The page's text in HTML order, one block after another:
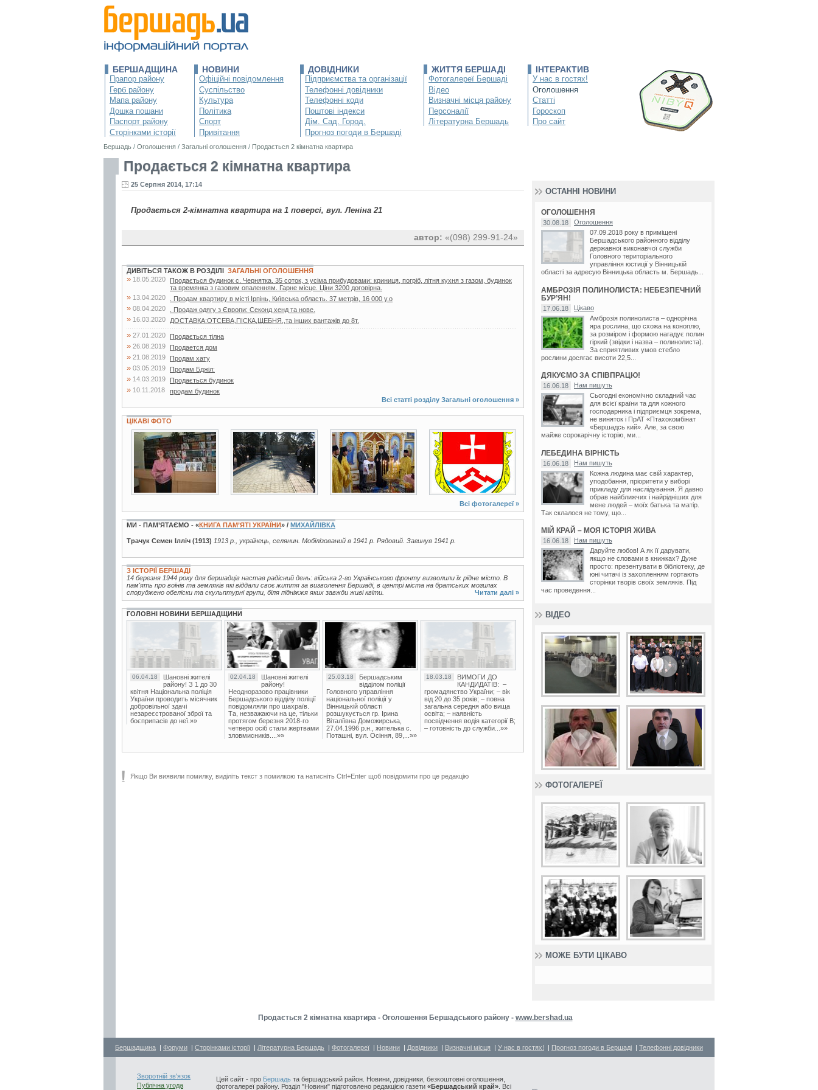
БЕРШАДЩИНА
Прапор району
Герб району
Мапа району
Дошка пошани
Паспорт району
Сторінками історії
НОВИНИ
Офіційні повідомлення
Суспільство
Культура
Політика
Спорт
Привітання
ДОВІДНИКИ
Підприємства та організації
Телефонні довідники
Телефонні коди
Поштові індекси
Дім. Сад. Город.
Прогноз погоди в Бершаді
ЖИТТЯ БЕРШАДІ
Фотогалереї Бершаді
Відео
Визначні місця району
Персоналії
Літературна Бершадь
ІНТЕРАКТИВ
У нас в гостях!
Оголошення
Статті
Гороскоп
Про сайт
Бершадь / Оголошення / Загальні оголошення / Продається 2 кімнатна квартира
Продається 2 кімнатна квартира
25 Серпня 2014, 17:14
Продається 2-кімнатна квартира на 1 поверсі, вул. Леніна 21
автор: «(098) 299-91-24»
ДИВІТЬСЯ ТАКОЖ В РОЗДІЛІ ЗАГАЛЬНІ ОГОЛОШЕННЯ
» 18.05.2020
Продається будинок с. Чернятка. 35 соток, з усіма прибудовами: криниця, погріб, літня кухня з газом, будинок
та времянка з газовим опаленням. Гарне місце. Ціни 3200 договірна.
» 13.04.2020 . Продам квартиру в місті Ірпінь, Київська область. 37 метрів, 16 000 у.о
» 08.04.2020 . Продаж одягу з Європи: Секонд хенд та нове.
» 16.03.2020 ДОСТАВКА:ОТСЕВА,ПІСКА,ЩЕБНЯ,,та інших вантажів до 8т.
» 27.01.2020 Продається тілна
» 26.08.2019 Продается дом
» 21.08.2019 Продам хату
» 03.05.2019 Продам Бджiл:
» 14.03.2019 Продається будинок
» 10.11.2018
продам будинок
Всі статті розділу Загальні оголошення »
ЦІКАВІ ФОТО
3 фото 3 фото 8 фото
Всі фотогалереї »
МИ - ПАМ’ЯТАЄМО - «КНИГА ПАМ’ЯТІ УКРАЇНИ» / МИХАЙЛІВКА
Трачук Семен Ілліч (1913) 1913 р., українець, селянин. Мобілізований в 1941 р. Рядовий. Загинув 1941 р.
З ІСТОРІЇ БЕРШАДІ
14 березня 1944 року для бершадців настав радісний день: війська 2-го Українського фронту визволили їх рідне місто. В
пам'ять про воїнів та земляків які віддали своє життя за визволення Бершаді, в центрі міста на братських могилах
споруджено обеліски та скульптурні групи, біля підніжжя яких завжди живі квіти.
Читати далі »
ГОЛОВНІ НОВИНИ БЕРШАДЩИНИ
06.04.18
Шановні жителі
району! З 1 до 30
квітня Національна поліція
України проводить місячник
добровільної здачі
незареєстрованої зброї та
боєприпасів до неї.»»
02.04.18
Шановні жителі
району!
Неодноразово працівники
Бершадського відділу поліції
повідомляли про шахраїв.
Та, незважаючи на це, тільки
протягом березня 2018-го
четверо осіб стали жертвами
зловмисників....»»
25.03.18
Бершадським
відділом поліції
Головного управління
національної поліції у
Вінницькій області
розшукується гр. Ірина
Віталіївна Доможирська,
27.04.1996 р.н., жителька с.
Поташні, вул. Осіння, 89,...»»
18.03.18
ВИМОГИ ДО
КАНДИДАТІВ: –
громадянство України; – вік
від 20 до 35 років; – повна
загальна середня або вища
освіта; – наявність
посвідчення водія категорії В;
– готовність до служби...»»
Якщо Ви виявили помилку, виділіть текст з помилкою та натисніть Ctrl+Enter щоб повідомити про це редакцію
ОСТАННІ НОВИНИ
ОГОЛОШЕННЯ
30.08.18
Оголошення
07.09.2018 року в приміщені
Бершадського районного відділу
державної виконавчої служби
Головного територіального
управління юстиції у Вінницькій
області за адресую Вінницька область м. Бершадь...
АМБРОЗІЯ ПОЛИНОЛИСТА: НЕБЕЗПЕЧНИЙ
БУР’ЯН!
17.06.18
Цікаво
Амброзія полинолиста – однорічна
яра рослина, що схожа на коноплю,
за розміром і формою нагадує полин
гіркий (звідки і назва – полинолиста).
За сприятливих умов стебло
рослини досягає висоти 22,5...
ДЯКУЄМО ЗА СПІВПРАЦЮ!
16.06.18
Нам пишуть
Сьогодні економічно складний час
для всієї країни та для кожного
господарника і підприємця зокрема,
не виняток і ПрАТ «Птахокомбінат
«Бершадсь кий». Але, за свою
майже сорокарічну історію, ми...
ЛЕБЕДИНА ВІРНІСТЬ
16.06.18
Нам пишуть
Кожна людина має свій характер,
уподобання, пріоритети у виборі
прикладу для наслідування. Я давно
обрав найближчих і найрідніших для
мене людей – моїх батька та матір.
Так склалося не тому, що...
МІЙ КРАЙ – МОЯ ІСТОРІЯ ЖИВА
16.06.18
Нам пишуть
Даруйте любов! А як її дарувати,
якщо не словами в книжках? Дуже
просто: презентувати в бібліотеку, де
юні читачі із захопленням гортають
сторінки творів своїх земляків. Під
час проведення...
ВІДЕО
ФОТОГАЛЕРЕЇ
МОЖЕ БУТИ ЦІКАВО
Продається 2 кімнатна квартира - Оголошення Бершадського району - www.bershad.ua
Бершадщина | Форуми | Сторінками історії | Літературна Бершадь | Фотогалереї | Новини | Довідники | Визначні місця | У нас в гостях! | Прогноз погоди в Бершаді | Телефонні довідники
Зворотній зв'язок
Публічна угода
Цей сайт - про Бершадь та бершадський район. Новини, довідники, безкоштовні оголошення,
фотогалереї району. Розділ "Новини" підготовлено редакцією газети «Бершадський край» . Всі